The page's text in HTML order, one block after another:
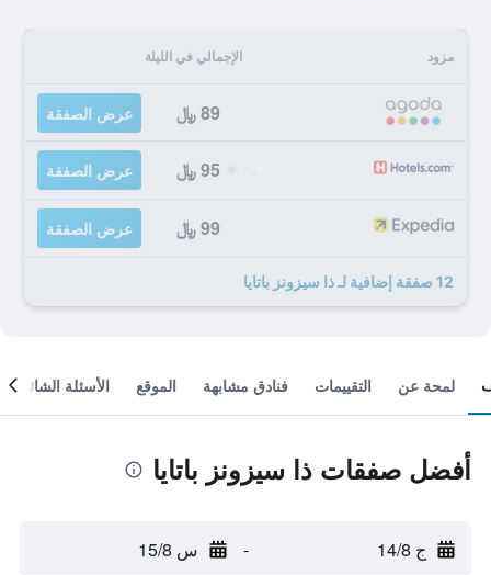
مزود الإجمالي في الليلة
89 ﷼ عرض الصفقة
95 ﷼ عرض الصفقة
99 ﷼ عرض الصفقة
12 صفقة إضافية لـ ذا سيزونز باتايا
لمحة عن التقييمات فنادق مشابهة الموقع الأسئلة الشائعة
أفضل صفقات ذا سيزونز باتايا
ج 14/8 - س 15/8